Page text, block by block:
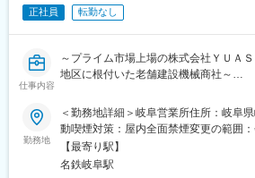
に取り入れる社風が魅力です。
・チャットツールや各種社内システムの
・IT機器の管理（PCの設定・入替など
※入社後は先輩社員と一緒に業務を進め
きます。
■未経験でも安心できるポイント
・まずは「問い合わせ対応」など難易度
・常に近くに相談できるベテラン社員が
・IT知識は実務を通じて徐々に習得でき
正社員 転勤なし
仕事内容
～プライム市場上場の株式会社ＹＵＡ
地区に根付いた老舗建設機械商社～
■募集概要：
当社は1965年に建設機械修理業から事
売などの事業も拡大してきました。プ
ＡＳＡの一員となり、グループのシナ
中です。
勤務地
＜勤務地詳細＞岐阜営業所住所：岐阜
動喫煙対策：屋内全面禁煙変更の範囲
【最寄り駅】
名鉄岐阜駅